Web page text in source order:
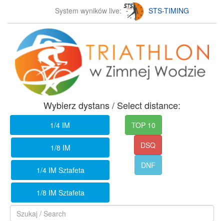
System wyników live: STS-TIMING
Wybierz dystans / Select distance:
1/4 IM
1/8 IM
1/4 IM Sztafeta
1/8 IM Sztafeta
TOP 10
DSQ
DNF